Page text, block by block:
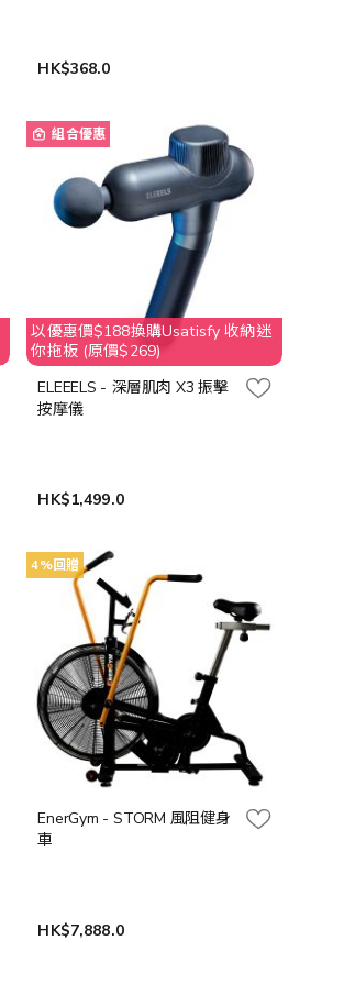
HK$368.0
組合優惠
以優惠價$188換購Usatisfy 收納迷
你拖板 (原價$269)
ELEEELS - 深層肌肉 X3 振擊
按摩儀
HK$1,499.0
4%回贈
EnerGym - STORM 風阻健身
車
HK$7,888.0